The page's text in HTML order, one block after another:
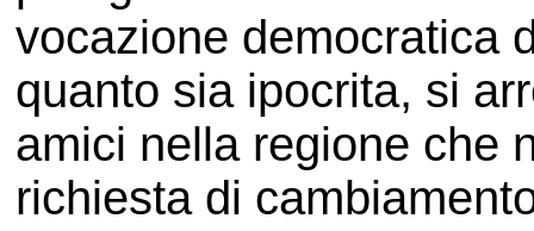
vocazione democratica
quanto sia ipocrita, si
amici nella regione che
richiesta di